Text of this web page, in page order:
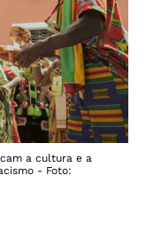
a cultura e a
- Foto: